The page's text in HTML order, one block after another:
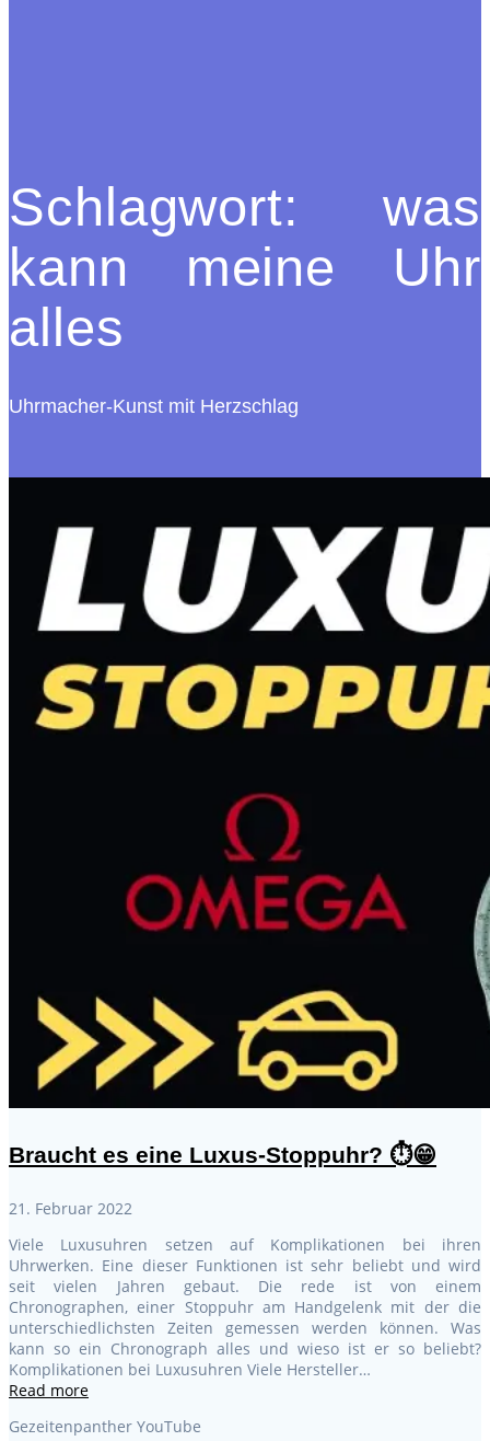
Schlagwort:was
kann meine Uhr
alles
Uhrmacher-Kunst mit Herzschlag
Braucht es eine Luxus-Stoppuhr? ⏱️😁
21. Februar 2022
Viele Luxusuhren setzen auf Komplikationen bei ihren
Uhrwerken. Eine dieser Funktionen ist sehr beliebt und wird
seit vielen Jahren gebaut. Die rede ist von einem
Chronographen, einer Stoppuhr am Handgelenk mit der die
unterschiedlichsten Zeiten gemessen werden können. Was
kann so ein Chronograph alles und wieso ist er so beliebt?
Komplikationen bei Luxusuhren Viele Hersteller…
Read more
Gezeitenpanther YouTube